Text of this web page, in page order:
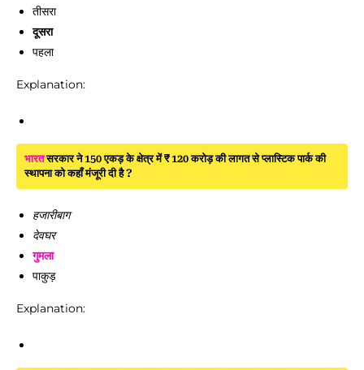
तीसरा
दूसरा
पहला
Explanation:
भारतसरकार ने 150 एकड़ के क्षेत्र में ₹ 120 करोड़ की लागत से प्लास्टिक पार्क की
स्थापना को कहाँ मंजूरी दी है ?
हजारीबाग
देवघर
गुमला
पाकुड़
Explanation: